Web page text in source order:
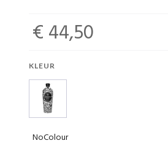
€ 44,50
KLEUR
NoColour